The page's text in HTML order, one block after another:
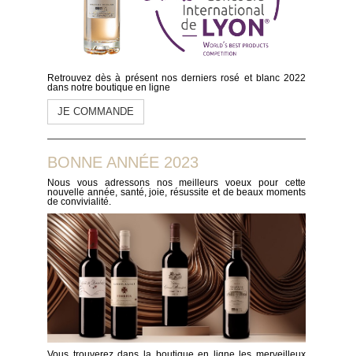
Retrouvez dès à présent nos derniers rosé et blanc 2022
dans notre boutique en ligne
JE COMMANDE
BONNE ANNÉE 2023
Nous vous adressons nos meilleurs voeux pour cette
nouvelle année, santé, joie, résussite et de beaux moments
de convivialité.